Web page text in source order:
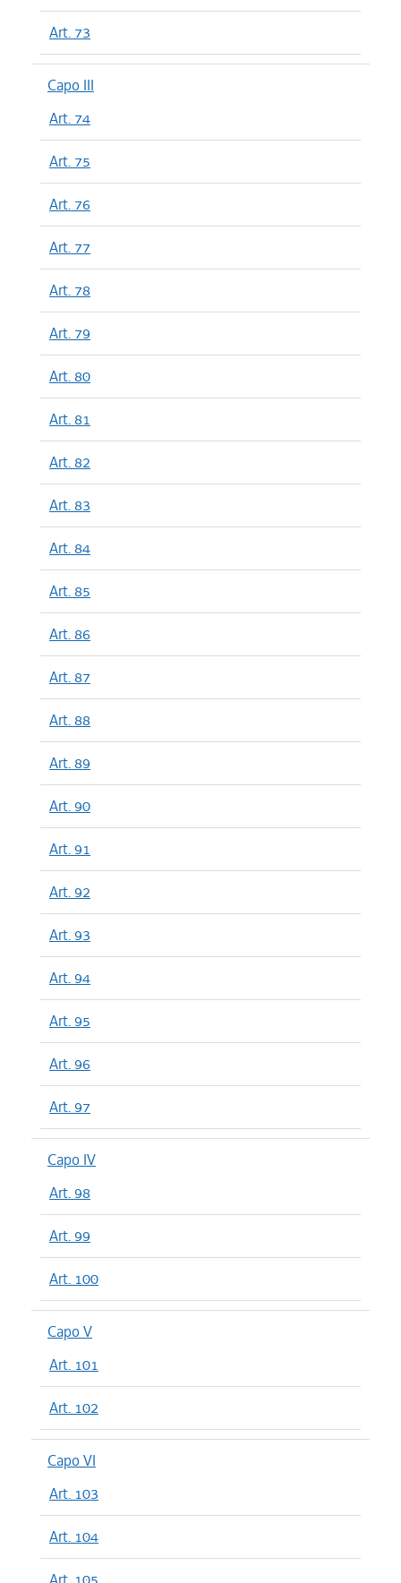
Art. 73
Capo III
Art. 74
Art. 75
Art. 76
Art. 77
Art. 78
Art. 79
Art. 80
Art. 81
Art. 82
Art. 83
Art. 84
Art. 85
Art. 86
Art. 87
Art. 88
Art. 89
Art. 90
Art. 91
Art. 92
Art. 93
Art. 94
Art. 95
Art. 96
Art. 97
Capo IV
Art. 98
Art. 99
Art. 100
Capo V
Art. 101
Art. 102
Capo VI
Art. 103
Art. 104